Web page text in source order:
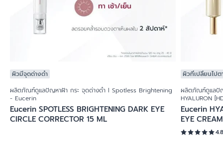
ผิวมีจุดด่างดำ
ผลิตภัณฑ์ดูแลปัญหาฝ้า กระ จุดด่างดำ l Spotless Brightening
- Eucerin
Eucerin SPOTLESS BRIGHTENING DARK EYE
CIRCLE CORRECTOR 15 ML
ผิวที่เปลี่ยนไป
ผลิตภัณฑ์ดูแลปัญ
HYALURON
Eucerin
EYE
4.8